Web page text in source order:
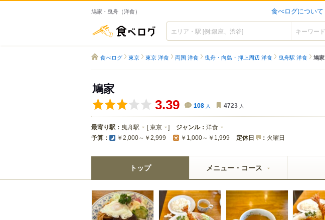
鳩家 - 曳舟（洋食） 食べログについて
食べログ
食べログ 東京 東京 洋食 両国 洋食 曳舟・向島・押上周辺 洋食 曳舟駅 洋食 鳩家
鳩家
3.39 108 人 4723 人
最寄り駅： 曳舟駅 [東京 ] ジャンル： 洋食
予算： ￥2,000～￥2,999 ￥1,000～￥1,999 定休日 ： 火曜日
トップ メニュー・コース